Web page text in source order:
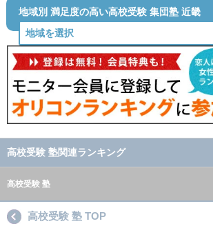
地域別 満足度の高い高校受験 集団塾 近畿
高校受験 塾関連ランキング
高校受験 塾
高校受験 塾 TOP